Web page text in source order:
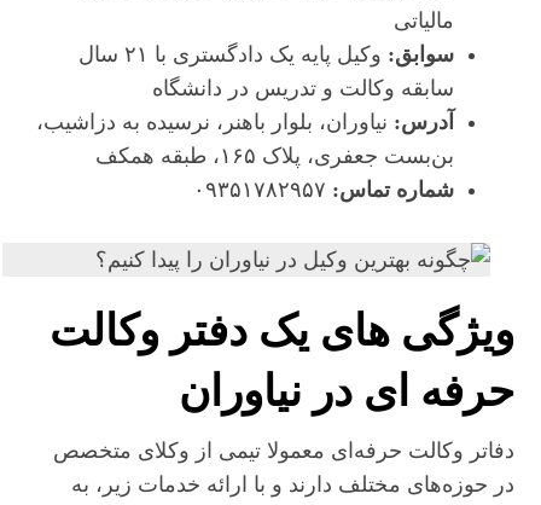
مالیاتی
سوابق:
وکیل پایه یک دادگستری با ۲۱ سال
سابقه وکالت و تدریس در دانشگاه
آدرس: نیاوران، بلوار باهنر، نرسیده به دزاشیب،
بن‌بست جعفری، پلاک ۱۶۵، طبقه همکف
شماره تماس:
ویژگی‌ های یک دفتر وکالت
حرفه‌ ای در نیاوران
دفاتر وکالت حرفه‌ای معمولا تیمی از وکلای متخصص
در حوزه‌های مختلف دارند و با ارائه خدمات زیر، به